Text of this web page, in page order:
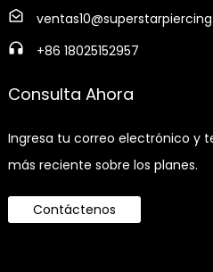
+86 18025152957
Consulta Ahora
Ingresa tu correo electrónico y
más reciente sobre los planes.
Contáctenos